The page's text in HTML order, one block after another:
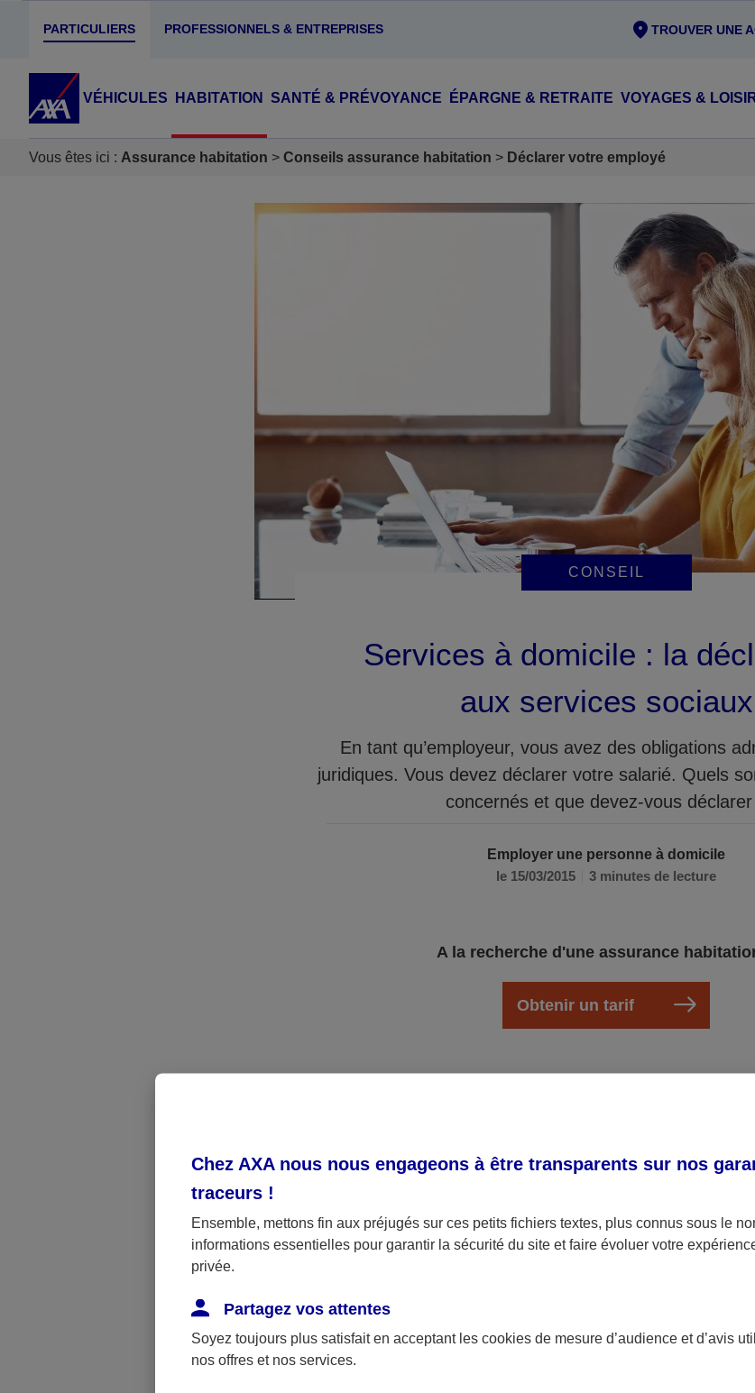
PARTICULIERS PROFESSIONNELS & ENTREPRISES TROUVER UNE
VÉHICULES HABITATION SANTÉ & PRÉVOYANCE ÉPARGNE & RETRAITE VOYAGES &
Vous êtes ici : Assurance habitation Conseils assurance habitation Déclarer votre employé
CONSEIL
Employer une personne à domicile
le 15/03/2015
3 minutes de lecture
Services à domicile : la
aux services sociaux
En tant qu’employeur, vous avez des obligations
juridiques. Vous devez déclarer votre salarié. Quels
concernés et que devez-vous
A la recherche d'une assurance
Obtenir un tarif
Le salarié à domicile doit être déclaré dans un délai de 8
également en faire la demande. Vous pouvez effectuer cette
service de l’Urssaf, sur Internet ou par téléphone.
Assurez-vous que le salarié à domicile possède bien un
son immatriculation à la Sécurité sociale. Le cas échéant,
Chez AXA nous nous engageons à être transparents sur nos
traceurs !
Ensemble, mettons fin aux préjugés sur ces petits fichiers textes, plus connus sous le
informations essentielles pour garantir la sécurité du site et faire évoluer votre
privée.
Partagez vos attentes
Soyez toujours plus satisfait en acceptant les cookies de mesure d’audience et d’avis
nos offres et nos services.